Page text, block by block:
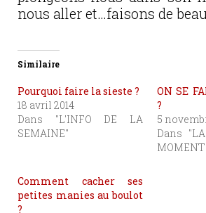
nous aller et…faisons de
Similaire
Pourquoi faire la sieste ?
18 avril 2014
Dans "L'INFO DE LA
SEMAINE"
ON SE
?
5
Dans
Comment cacher ses
petites manies au boulot
?